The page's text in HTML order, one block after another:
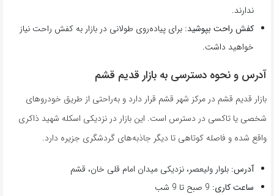
ندارند.
کفش راحت بپوشید: برای پیاده‌روی طولانی در بازار به کفش راحت نیاز
خواهید داشت.
آدرس و نحوه دسترسی به بازار قدیم قشم
بازار قدیم قشم در مرکز شهر قشم قرار دارد و به‌راحتی از طریق خودروهای
شخصی یا تاکسی در دسترس است. این بازار در نزدیکی اسکله شهید ذاکری
واقع شده و فاصله کوتاهی تا دیگر جاذبه‌های گردشگری جزیره دارد.
آدرس: بلوار ولیعصر، نزدیکی میدان امام قلی خان، قشم
ساعت کاری: